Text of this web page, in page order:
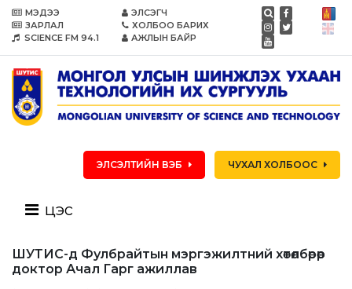
МЭДЭЭ
ЗАРЛАЛ
SCIENCE FM 94.1
ЭЛСЭГЧ
ХОЛБОО БАРИХ
АЖЛЫН БАЙР
ЭЛСЭЛТИЙН ВЭБ ЧУХАЛ ХОЛБООС
цэс
ШУТИС-д Фулбрайтын мэргэжилтний хөтөлбөрөөр
доктор Ачал Гарг ажиллав